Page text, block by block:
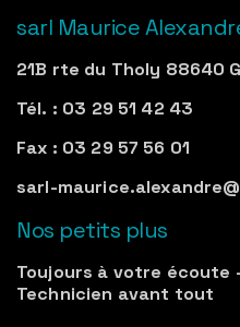
sarl Maurice
21B rte du Tholy 88640
Tél. : 03 29 51 42 43
Fax : 03 29 57 56 01
sarl-
Nos petits plus
Toujours à votre écoute
Technicien avant tout